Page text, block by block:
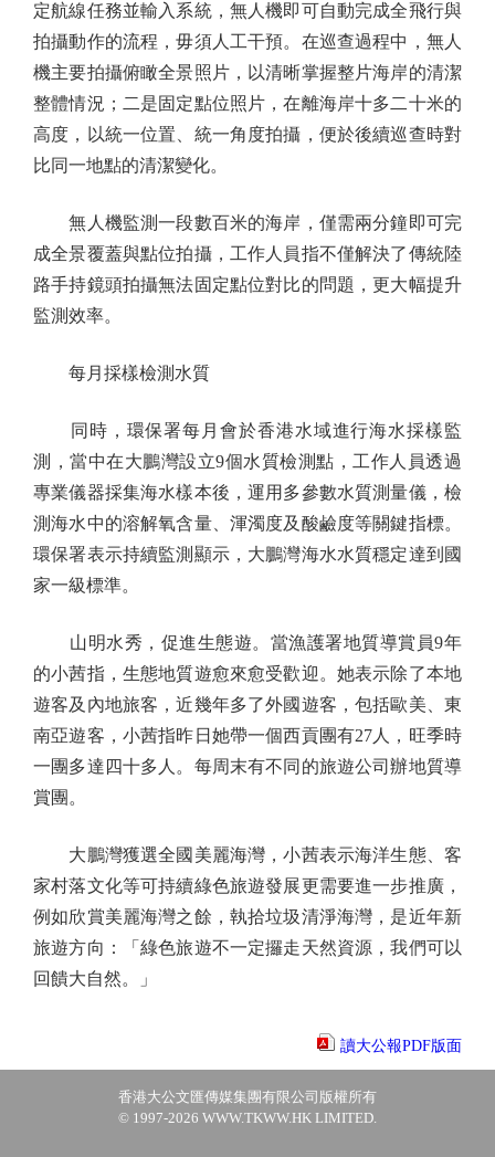
定航線任務並輸入系統，無人機即可自動完成全飛行與
拍攝動作的流程，毋須人工干預。在巡查過程中，無人
機主要拍攝俯瞰全景照片，以清晰掌握整片海岸的清潔
整體情況；二是固定點位照片，在離海岸十多二十米的
高度，以統一位置、統一角度拍攝，便於後續巡查時對
比同一地點的清潔變化。
無人機監測一段數百米的海岸，僅需兩分鐘即可完
成全景覆蓋與點位拍攝，工作人員指不僅解決了傳統陸
路手持鏡頭拍攝無法固定點位對比的問題，更大幅提升
監測效率。
每月採樣檢測水質
同時，環保署每月會於香港水域進行海水採樣監
測，當中在大鵬灣設立9個水質檢測點，工作人員透過
專業儀器採集海水樣本後，運用多參數水質測量儀，檢
測海水中的溶解氧含量、渾濁度及酸鹼度等關鍵指標。
環保署表示持續監測顯示，大鵬灣海水水質穩定達到國
家一級標準。
山明水秀，促進生態遊。當漁護署地質導賞員9年
的小茜指，生態地質遊愈來愈受歡迎。她表示除了本地
遊客及內地旅客，近幾年多了外國遊客，包括歐美、東
南亞遊客，小茜指昨日她帶一個西貢團有27人，旺季時
一團多達四十多人。每周末有不同的旅遊公司辦地質導
賞團。
大鵬灣獲選全國美麗海灣，小茜表示海洋生態、客
家村落文化等可持續綠色旅遊發展更需要進一步推廣，
例如欣賞美麗海灣之餘，執拾垃圾清淨海灣，是近年新
旅遊方向：「綠色旅遊不一定攞走天然資源，我們可以
回饋大自然。」
讀大公報PDF版面
香港大公文匯傳媒集團有限公司版權所有
© 1997-2026 WWW.TKWW.HK LIMITED.